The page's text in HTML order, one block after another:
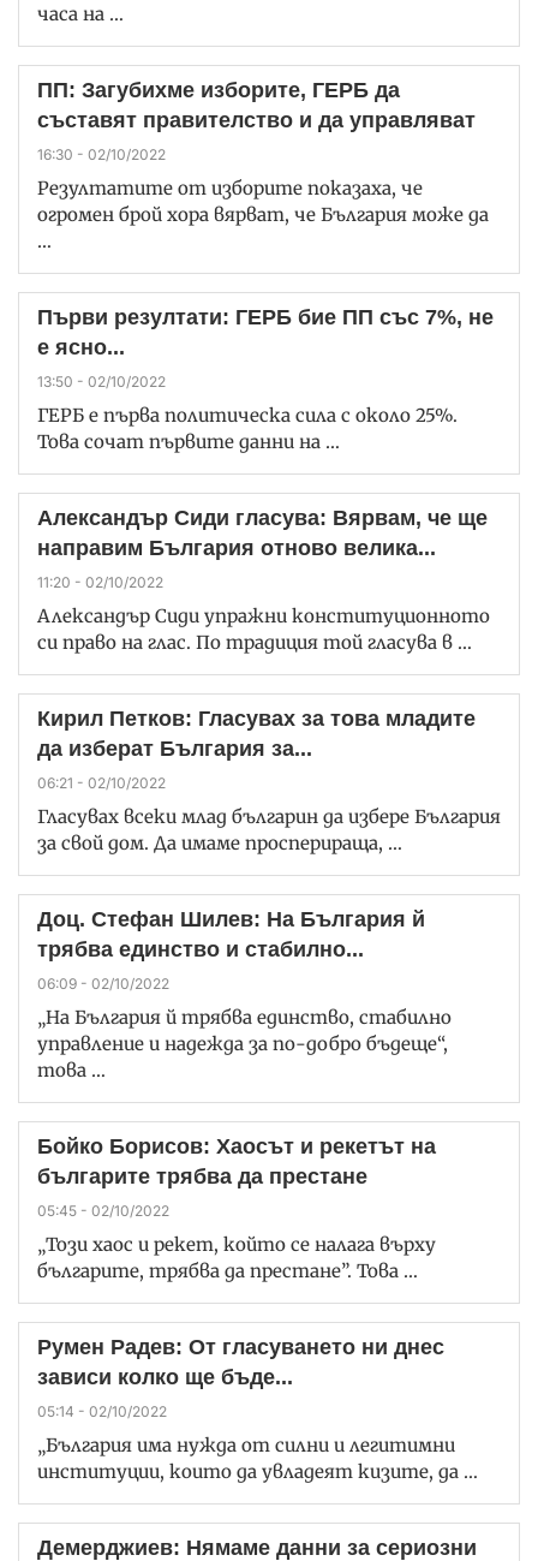
часа на …
ПП: Загубихме изборите, ГЕРБ да
съставят правителство и да управляват
16:30 - 02/10/2022
Резултатите от изборите показаха, че
огромен брой хора вярват, че България може да
…
Първи резултати: ГЕРБ бие ПП със 7%, не
е ясно...
13:50 - 02/10/2022
ГЕРБ е първа политическа сила с около 25%.
Това сочат първите данни на …
Александър Сиди гласува: Вярвам, че ще
направим България отново велика...
11:20 - 02/10/2022
Александър Сиди упражни конституционното
си право на глас. По традиция той гласува в …
Кирил Петков: Гласувах за това младите
да изберат България за...
06:21 - 02/10/2022
Гласувах всеки млад българин да избере България
за свой дом. Да имаме просперираща, …
Доц. Стефан Шилев: На България й
трябва единство и стабилно...
06:09 - 02/10/2022
„На България й трябва единство, стабилно
управление и надежда за по-добро бъдеще“,
това …
Бойко Борисов: Хаосът и рекетът на
българите трябва да престане
05:45 - 02/10/2022
„Този хаос и рекет, който се налага върху
българите, трябва да престане”. Това …
Румен Радев: От гласуването ни днес
зависи колко ще бъде...
05:14 - 02/10/2022
„България има нужда от силни и легитимни
институции, които да увладеят кизите, да …
Демерджиев: Нямаме данни за сериозни